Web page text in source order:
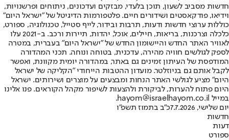
חדשות מסביב לשעון, תוכן בלעדי, מבזקים ועדכונים, ניתוחים ופרשנויות,
וידיאו, פודקאסטים ושידורים חיים. פלטפורמות הדיגיטל של "ישראל היום"
כוללות ערוצי חדשות ודעות, תרבות ובידור, לייף סטייל, טכנולוגיה, ספורט,
כלכלה וצרכנות, בריאות, חיילים, אוכל, יהדות, תיירות ורכב. ב-2021 עלו
לאוויר האתר החדש והיישומון החדש של "ישראל היום" בעברית, במטרה
לספק לגולשים חוויה מהירה, עדכנית, בטוחה ונוחה. תכני המהדורה
המודפסת של העיתון זמינים גם באתר, במהדורה יומית מקוונת, ואפשר
לקבל אותם גם בניוזלטר. מועדון ההטבות הייחודי "הקליקה של ישראל
היום" מציע לגולשי האתר הנחות ומבצעים על מוצרים ושירותים. ישראל
היום פתוח להערות, לביקורת ולהצעות לשיפור מקהל הקוראים. פנו אלינו
במייל hayom@israelhayom.co.il.
יום שלישי, 7.7.2026
כ"ב בתמוז תשפ"ו
חדשות
דעות
ספורט